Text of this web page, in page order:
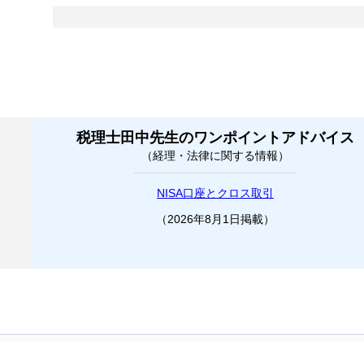
税理士田中先生のワンポイントアドバイス
（経理・法律に関する情報）
NISA口座とクロス取引
（2026年8月1日掲載）